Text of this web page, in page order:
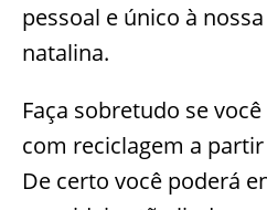
pessoal e único à
natalina.
Faça sobretudo se
com reciclagem a
De certo você poderá